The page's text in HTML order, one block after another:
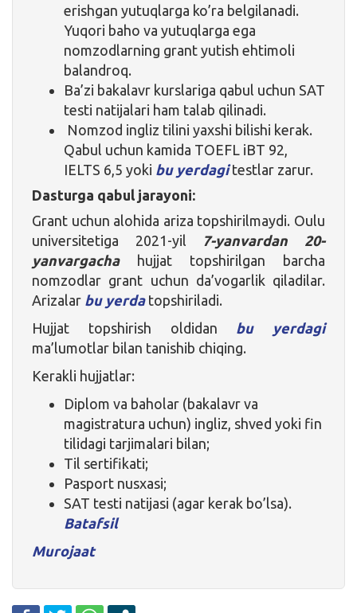
erishgan yutuqlarga ko’ra belgilanadi.
Yuqori baho va yutuqlarga ega
nomzodlarning grant yutish ehtimoli
balandroq.
Ba’zi bakalavr kurslariga qabul uchun SAT
testi natijalari ham talab qilinadi.
Nomzod ingliz tilini yaxshi bilishi kerak.
Qabul uchun kamida TOEFL iBT 92,
IELTS 6,5 yoki bu yerdagi testlar zarur.
Dasturga qabul jarayoni:
Grant uchun alohida ariza topshirilmaydi. Oulu
universitetiga 2021-yil
7-yanvardan 20-
yanvargachahujjat topshirilgan barcha
nomzodlar grant uchun da’vogarlik qiladilar.
Arizalar bu yerdatopshiriladi.
Hujjat topshirish oldidan bu yerdagi
ma’lumotlar bilan tanishib chiqing.
Kerakli hujjatlar:
Diplom va baholar (bakalavr va
magistratura uchun) ingliz, shved yoki fin
tilidagi tarjimalari bilan;
Til sertifikati;
Pasport nusxasi;
SAT testi natijasi (agar kerak bo’lsa).
Batafsil
Murojaat